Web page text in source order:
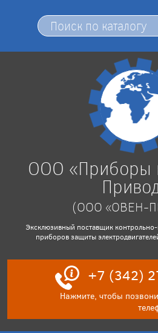
ООО «Приборы
(ООО «ОВЕН-
Эксклюзивный поставщик
приборов защиты
+7 (342)
Нажмите, чтобы